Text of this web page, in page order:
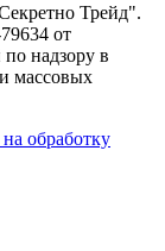
Трейд".
от
надзору в
массовых
обработку